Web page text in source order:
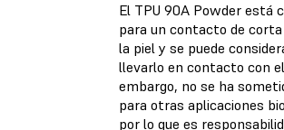
El TPU 90A Powder está
para un contacto de
la piel y se puede
llevarlo en contacto con
embargo, no se ha
para otras aplicaciones
por lo que es